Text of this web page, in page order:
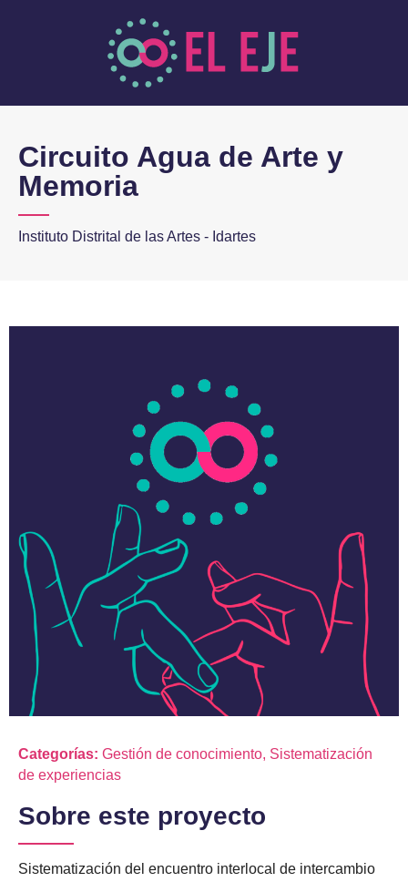
Circuito Agua de Arte y
Memoria
Instituto Distrital de las Artes - Idartes
Categorías: Gestión de conocimiento, Sistematización
de experiencias
Sobre este proyecto
Sistematización del encuentro interlocal de intercambio